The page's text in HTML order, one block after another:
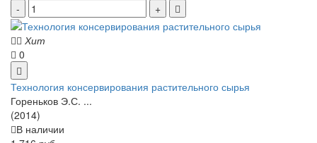
Хит
0
Технология консервирования растительного сырья
Гореньков Э.С. ...
(2014)
В наличии